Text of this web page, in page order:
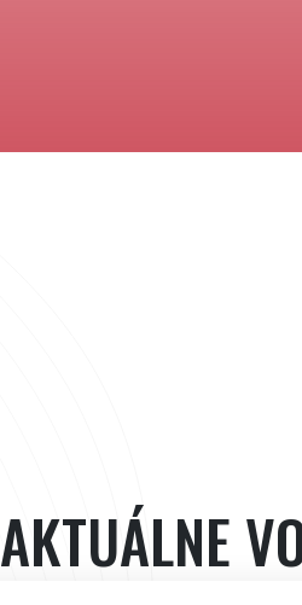
AKTUÁLNE